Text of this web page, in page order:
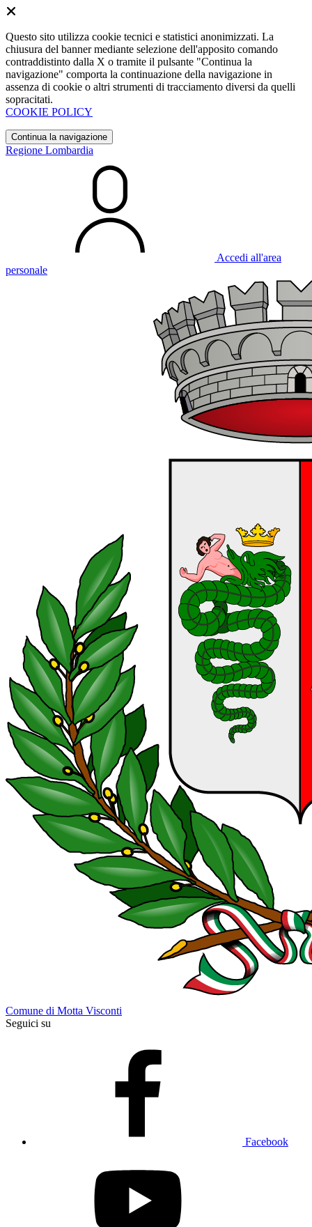
Questo sito utilizza cookie tecnici e statistici anonimizzati. La
chiusura del banner mediante selezione dell'apposito comando
contraddistinto dalla X o tramite il pulsante "Continua la
navigazione" comporta la continuazione della navigazione in
assenza di cookie o altri strumenti di tracciamento diversi da quelli
sopracitati.
COOKIE POLICY
Continua la navigazione
Regione Lombardia
Accedi all'area
personale
Comune di Motta Visconti
Seguici su
Facebook